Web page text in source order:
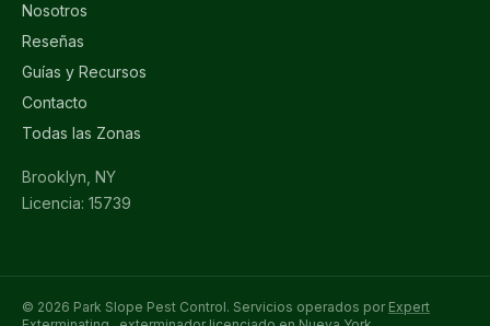
Nosotros
Reseñas
Guías y Recursos
Contacto
Todas las Zonas
Brooklyn, NY
Licencia: 15739
© 2026 Park Slope Pest Control. Servicios operados por Expert